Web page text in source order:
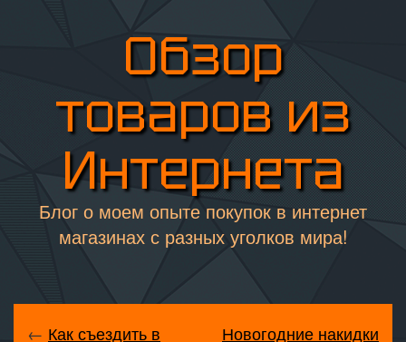
Обзор
товаров из
Интернета
Блог о моем опыте покупок в интернет
магазинах с разных уголков мира!
← Как съездить в
Новогодние накидки